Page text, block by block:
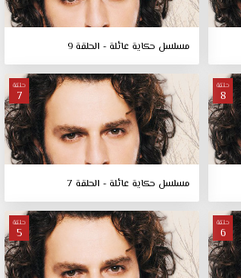
مسلسل حكاية عائلة - الحلقة 9
حلقة
8
حلقة
7
مسلسل حكاية عائلة - الحلقة 7
حلقة
6
حلقة
5